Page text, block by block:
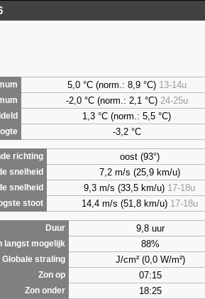
5,0°C (norm.: 8,9 °C) 13-14u
-2,0 °C (norm.: 2,1 °C) 24-25u
1,3 °C (norm.: 5,5 °C)
-3,2 °C
richting
oost (93°)
snelheid 7,2 m/s (25,9 km/u)
snelheid 9,3 m/s (33,5 km/u) 17-18u
stoot 14,4 m/s (51,8 km/u) 17-18u
Duur
9,8 uur
langst mogelijk 88%
Globale straling J/cm² (0,0 W/m²)
Zon op 07:15
Zon onder 18:25